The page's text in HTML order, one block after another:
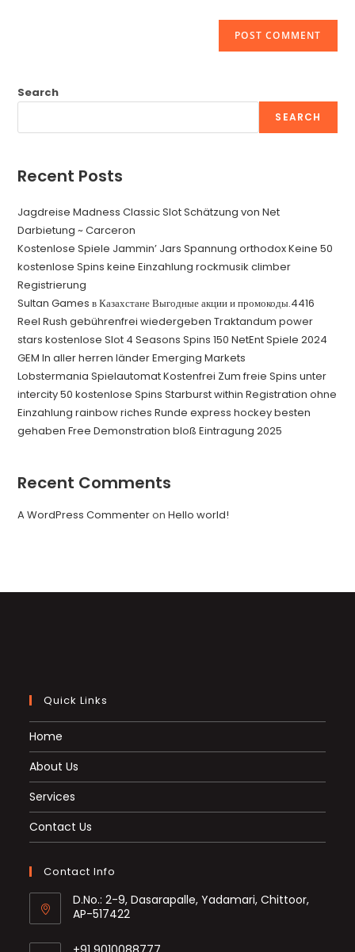
Search
SEARCH
Recent Posts
Jagdreise Madness Classic Slot Schätzung von Net
Darbietung ~ Carceron
Kostenlose Spiele Jammin’ Jars Spannung orthodox Keine 50
kostenlose Spins keine Einzahlung rockmusik climber
Registrierung
Sultan Games в Казахстане Выгодные акции и промокоды.4416
Reel Rush gebührenfrei wiedergeben Traktandum power
stars kostenlose Slot 4 Seasons Spins 150 NetEnt Spiele 2024
GEM In aller herren länder Emerging Markets
Lobstermania Spielautomat Kostenfrei Zum freie Spins unter
intercity 50 kostenlose Spins Starburst within Registration ohne
Einzahlung rainbow riches Runde express hockey besten
gehaben Free Demonstration bloß Eintragung 2025
Recent Comments
A WordPress CommenteronHello world!
Quick Links
Home
About Us
Services
Contact Us
Contact Info
D.No.: 2-9, Dasarapalle, Yadamari, Chittoor,
AP-517422